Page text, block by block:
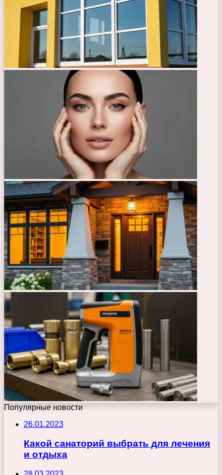
Популярные новости
26.01.2023
Какой санаторий выбрать для лечения
и отдыха